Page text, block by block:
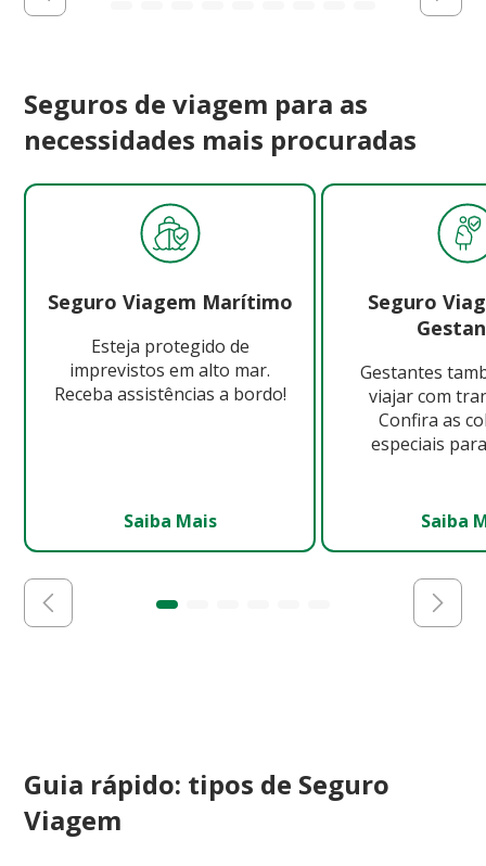
Seguros de viagem para as
necessidades mais procuradas
Seguro Viagem Marítimo
Esteja protegido de
imprevistos em alto mar.
Receba assistências a bordo!
Saiba Mais
Seguro
Gestantes
viajar com
Confira as
especiais
Saiba
Guia rápido: tipos de Seguro
Viagem